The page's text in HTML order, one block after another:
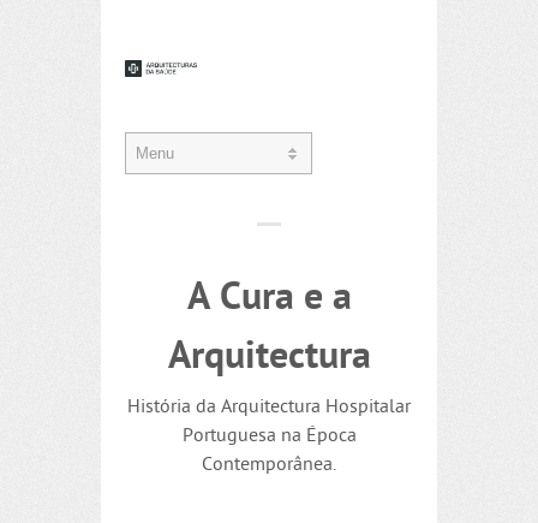
A Cura e a
Arquitectura
História da Arquitectura Hospitalar
Portuguesa na Época
Contemporânea.